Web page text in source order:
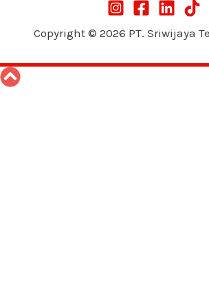
Copyright © 2026 PT. Sriwijaya